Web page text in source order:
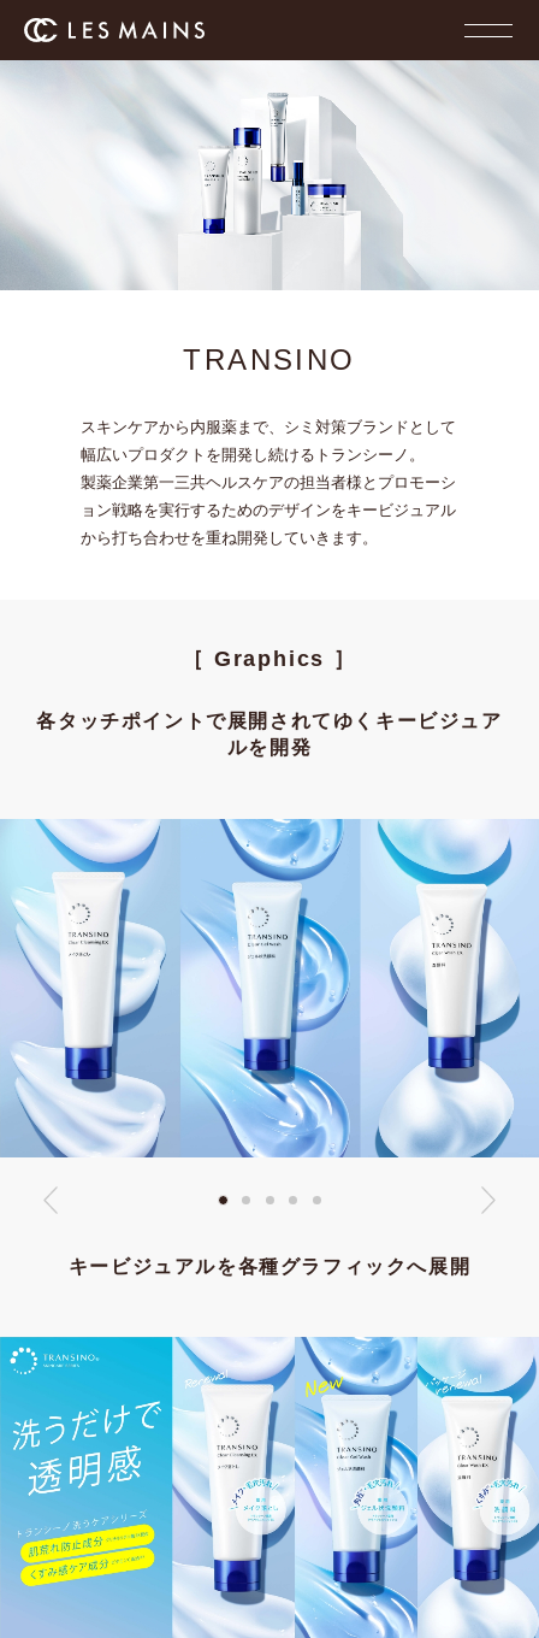
TRANSINO
スキンケアから内服薬まで、シミ対策ブランドとして
幅広いプロダクトを開発し続けるトランシーノ。
製薬企業第一三共ヘルスケアの担当者様と プロモーシ
ョン戦略を実行するためのデザインをキービジュアル
から打ち合わせを重ね開発していきます。
［ Graphics ］
各タッチポイントで展開されてゆくキービジュア
ルを開発
キービジュアルを各種グラフィックへ展開